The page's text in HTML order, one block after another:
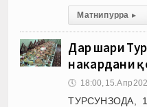
Матни пурра ▸
Дар шаҳри
накардани
🕔 18:00, 15.Апр
ТУРСУНЗОДА,